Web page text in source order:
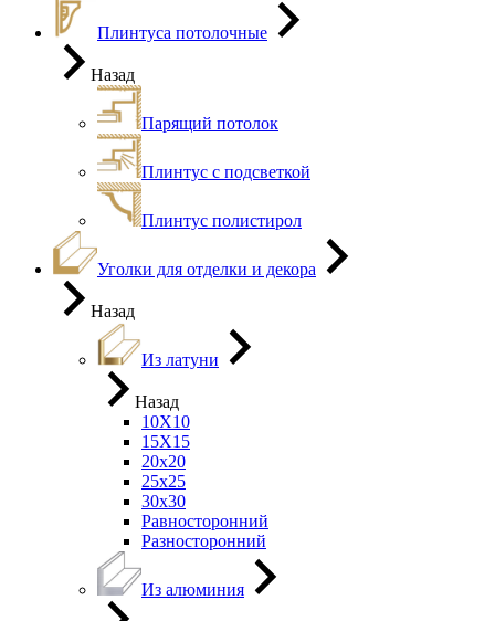
Плинтуса потолочные
Назад
Парящий потолок
Плинтус с подсветкой
Плинтус полистирол
Уголки для отделки и декора
Назад
Из латуни
Назад
10Х10
15Х15
20х20
25х25
30х30
Равносторонний
Разносторонний
Из алюминия